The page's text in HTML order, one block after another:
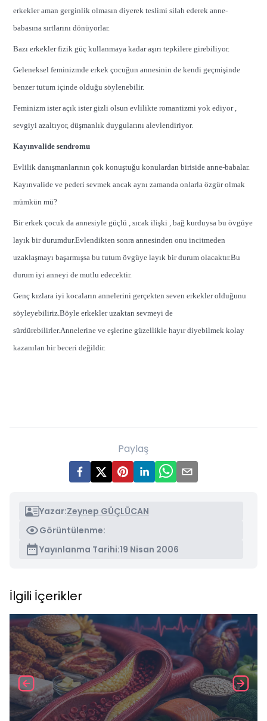
erkekler aman gerginlik olmasın diyerek teslimi silah ederek anne-
babasına sırtlarını dönüyorlar.
Bazı erkekler fizik güç kullanmaya kadar aşırı tepkilere girebiliyor.
Geleneksel feminizmde erkek çocuğun annesinin de kendi geçmişinde
benzer tutum içinde olduğu söylenebilir.
Feminizm ister açık ister gizli olsun evlilikte romantizmi yok ediyor ,
sevgiyi azaltıyor, düşmanlık duygularını alevlendiriyor.
Kayınvalide sendromu
Evlilik danışmanlarının çok konuştuğu konulardan biriside anne-babalar.
Kayınvalide ve pederi sevmek ancak aynı zamanda onlarla özgür olmak
mümkün mü?
Bir erkek çocuk da annesiyle güçlü , sıcak ilişki , bağ kurduysa bu övgüye
layık bir durumdur.Evlendikten sonra annesinden onu incitmeden
uzaklaşmayı başarmışsa bu tutum övgüye layık bir durum olacaktır.Bu
durum iyi anneyi de mutlu edecektir.
Genç kızlara iyi kocaların annelerini gerçekten seven erkekler olduğunu
söyleyebiliriz.Böyle erkekler uzaktan sevmeyi de
sürdürebilirler.Annelerine ve eşlerine güzellikle hayır diyebilmek kolay
kazanılan bir beceri değildir.
Paylaş
Yazar:Zeynep GÜÇLÜCAN
Görüntülenme:
Yayınlanma Tarihi:19 Nisan 2006
İlgili İçerikler